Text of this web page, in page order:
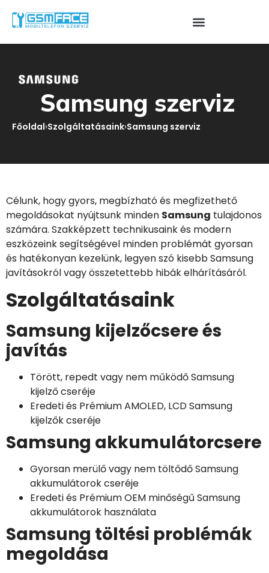
Samsung szerviz
Főoldal›Szolgáltatásaink›Samsung szerviz
Célunk, hogy gyors, megbízható és megfizethető
megoldásokat nyújtsunk minden Samsung tulajdonos
számára. Szakképzett technikusaink és modern
eszközeink segítségével minden problémát gyorsan
és hatékonyan kezelünk, legyen szó kisebb Samsung
javításokról vagy összetettebb hibák elhárításáról.
Szolgáltatásaink
Samsung kijelzőcsere és
javítás
Törött, repedt vagy nem működő Samsung
kijelző cseréje
Eredeti és Prémium AMOLED, LCD Samsung
kijelzők cseréje
Samsung akkumulátorcsere
Gyorsan merülő vagy nem töltődő Samsung
akkumulátorok cseréje
Eredeti és Prémium OEM minőségű Samsung
akkumulátorok használata
Samsung töltési problémák
megoldása